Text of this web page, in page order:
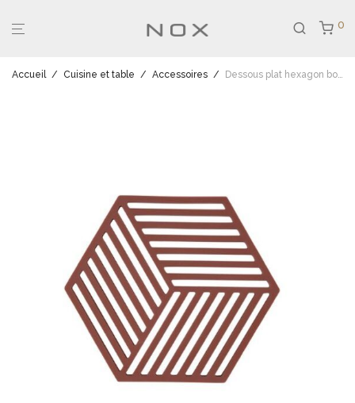
0
Accueil / Cuisine et table / Accessoires / Dessous plat hexagon bourgogne